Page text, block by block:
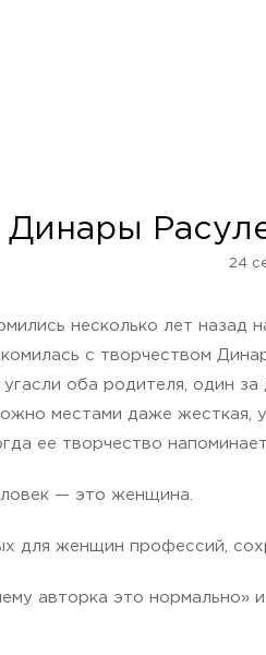
Динары
24
несколько лет назад
с творчеством
оба родителя, один
местами даже жесткая,
ее творчество
— это женщина.
для женщин профессий,
авторка это